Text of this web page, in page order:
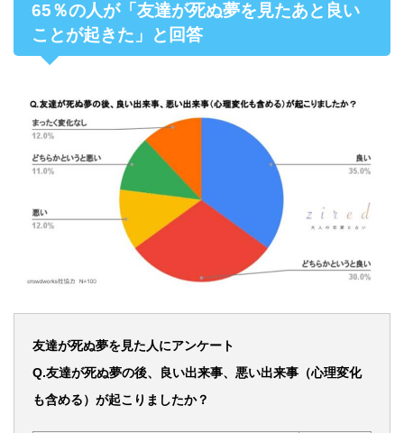
65％の人が「友達が死ぬ夢を見たあと良い
ことが起きた」と回答
友達が死ぬ夢を見た人にアンケート
Q.友達が死ぬ夢の後、良い出来事、悪い出来事（心理変化
も含める）が起こりましたか？